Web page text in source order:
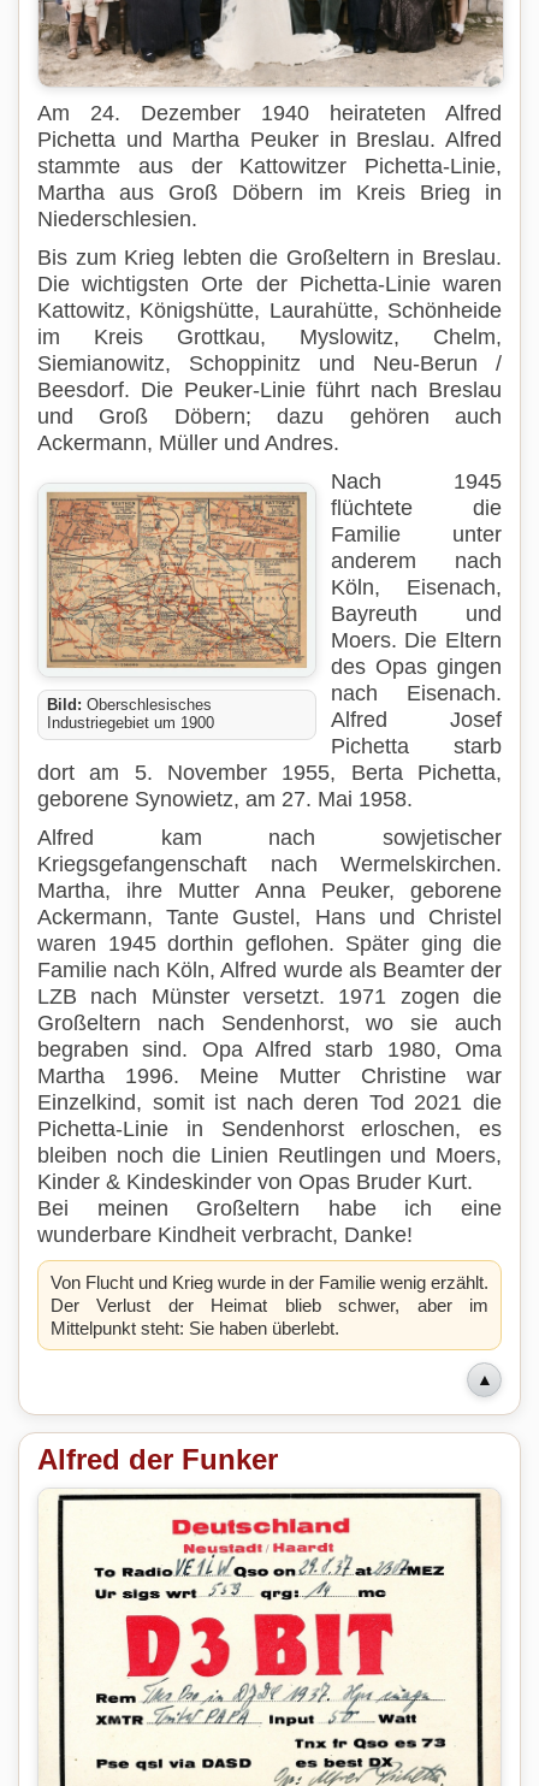
Am 24. Dezember 1940 heirateten Alfred
Pichetta und Martha Peuker in Breslau. Alfred
stammte aus der Kattowitzer Pichetta-Linie,
Martha aus Groß Döbern im Kreis Brieg in
Niederschlesien.
Bis zum Krieg lebten die Großeltern in Breslau.
Die wichtigsten Orte der Pichetta-Linie waren
Kattowitz, Königshütte, Laurahütte, Schönheide
im Kreis Grottkau, Myslowitz, Chelm,
Siemianowitz, Schoppinitz und Neu-Berun /
Beesdorf. Die Peuker-Linie führt nach Breslau
und Groß Döbern; dazu gehören auch
Ackermann, Müller und Andres.
Bild: Oberschlesisches
Industriegebiet um 1900
Nach 1945
flüchtete die
Familie unter
anderem nach
Köln, Eisenach,
Bayreuth und
Moers. Die Eltern
des Opas gingen
nach Eisenach.
Alfred Josef
Pichetta starb
dort am 5. November 1955, Berta Pichetta,
geborene Synowietz, am 27. Mai 1958.
Alfred kam nach sowjetischer
Kriegsgefangenschaft nach Wermelskirchen.
Martha, ihre Mutter Anna Peuker, geborene
Ackermann, Tante Gustel, Hans und Christel
waren 1945 dorthin geflohen. Später ging die
Familie nach Köln, Alfred wurde als Beamter der
LZB nach Münster versetzt. 1971 zogen die
Großeltern nach Sendenhorst, wo sie auch
begraben sind. Opa Alfred starb 1980, Oma
Martha 1996. Meine Mutter Christine war
Einzelkind, somit ist nach deren Tod 2021 die
Pichetta-Linie in Sendenhorst erloschen, es
bleiben noch die Linien Reutlingen und Moers,
Kinder & Kindeskinder von Opas Bruder Kurt.
Bei meinen Großeltern habe ich eine
wunderbare Kindheit verbracht, Danke!
Von Flucht und Krieg wurde in der Familie wenig erzählt.
Der Verlust der Heimat blieb schwer, aber im
Mittelpunkt steht: Sie haben überlebt.
▲
Alfred der Funker